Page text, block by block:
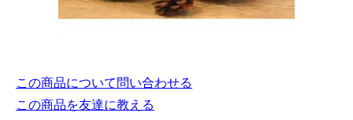
この商品について問い合わせる
この商品を友達に教える